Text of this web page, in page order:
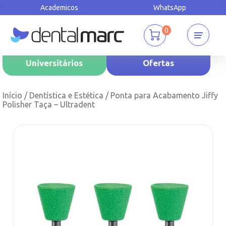
Academicos WhatsApp
0
Universitários Ofertas
Início / Dentística e Estética / Ponta para Acabamento Jiffy
Polisher Taça – Ultradent